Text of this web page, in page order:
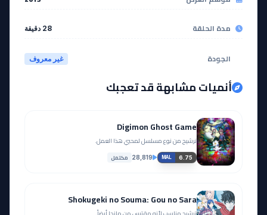
مدة الحلقة 28 دقيقة
الجودة غير معروف
أنميات مشابهة قد تعجبك
Digimon Ghost Game
ترشيح من نوع مسلسل لمحبي هذا العمل.
MAL 6.75
28,819 مكتمل
Shokugeki no Souma: Gou no Sara